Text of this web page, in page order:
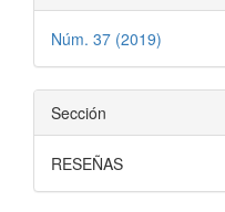
Núm. 37 (2019)
Sección
RESEÑAS